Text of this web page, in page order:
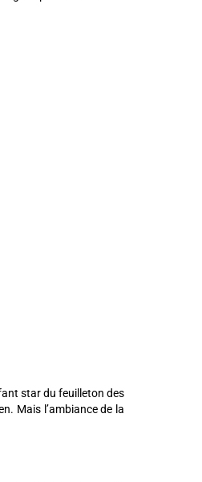
star du feuilleton des
Mais l’ambiance de la